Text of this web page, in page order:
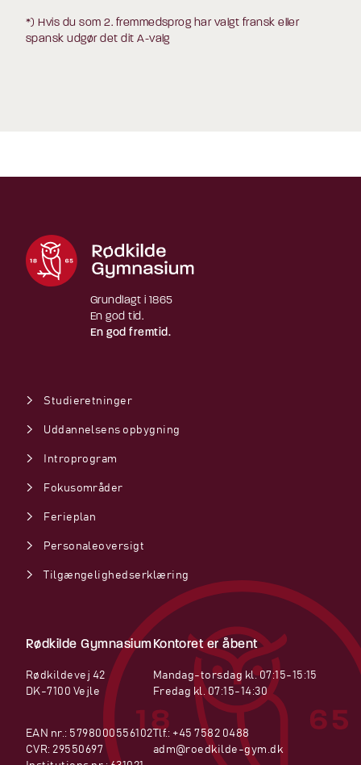
*) Hvis du som 2. fremmedsprog har valgt fransk eller
spansk udgør det dit A-valg
Grundlagt i 1865
En god tid.
En god fremtid.
Studieretninger
Uddannelsens opbygning
Introprogram
Fokusområder
Ferieplan
Personaleoversigt
Tilgængelighedserklæring
Rødkilde Gymnasium
Rødkildevej 42
DK-7100 Vejle
EAN nr.: 5798000556102
CVR: 29550697
Kontoret er åbent
Mandag-torsdag kl. 07:15-15:15
Fredag kl. 07:15-14:30
Tlf.: +45 7582 0488
adm@roedkilde-gym.dk